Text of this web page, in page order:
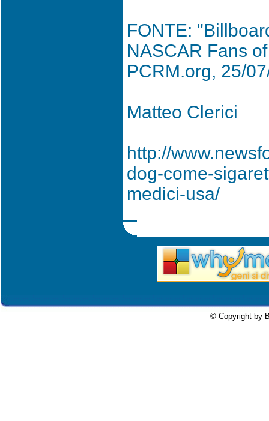
FONTE:
NASCAR Fans
PCRM.org, 25/
Matteo Clerici
http://
dog-come-
medici-usa/
© Copyright by